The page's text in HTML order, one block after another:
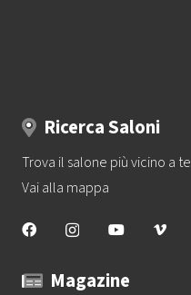
Ricerca Saloni
Trova il salone più vicino a te
Vai alla mappa
Magazine